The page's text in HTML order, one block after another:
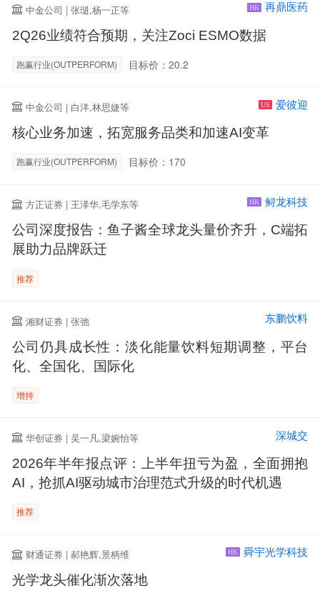
中金公司 | 张琎,杨一正等 HK 再鼎医药
2Q26业绩符合预期，关注Zoci ESMO数据
跑赢行业(OUTPERFORM) 目标价：20.2
中金公司 | 白洋,林思婕等 US 爱彼迎
核心业务加速，拓宽服务品类和加速AI变革
跑赢行业(OUTPERFORM) 目标价：170
方正证券 | 王泽华,毛学东等 HK 鲟龙科技
公司深度报告：鱼子酱全球龙头量价齐升，C端拓
展助力品牌跃迁
推荐
湘财证券 | 张弛 东鹏饮料
公司仍具成长性：淡化能量饮料短期调整，平台
化、全国化、国际化
增持
华创证券 | 吴一凡,梁婉怡等 深城交
2026年半年报点评：上半年扭亏为盈，全面拥抱
AI，抢抓AI驱动城市治理范式升级的时代机遇
推荐
财通证券 | 郝艳辉,景柄维 HK 舜宇光学科技
光学龙头催化渐次落地